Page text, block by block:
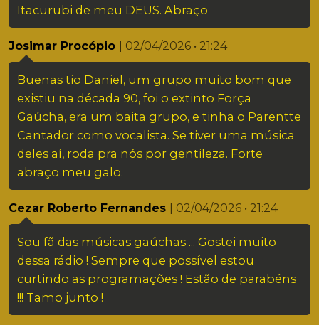
Itacurubi de meu DEUS. Abraço
Josimar Procópio | 02/04/2026 • 21:24
Buenas tio Daniel, um grupo muito bom que
existiu na década 90, foi o extinto Força
Gaúcha, era um baita grupo, e tinha o Parentte
Cantador como vocalista. Se tiver uma música
deles aí, roda pra nós por gentileza. Forte
abraço meu galo.
Cezar Roberto Fernandes | 02/04/2026 • 21:24
Sou fã das músicas gaúchas ... Gostei muito
dessa rádio ! Sempre que possível estou
curtindo as programações ! Estão de parabéns
!!! Tamo junto !